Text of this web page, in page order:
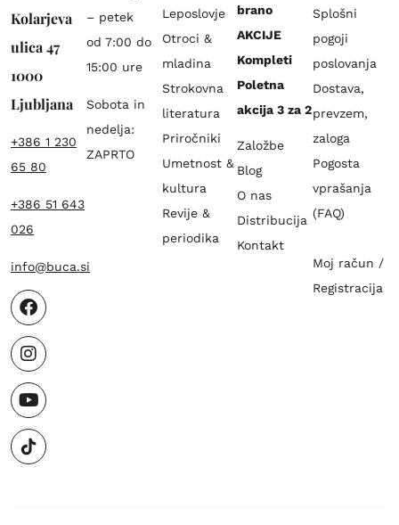
Kolarjeva
ulica 47
1000
Ljubljana
+386 1 230
65 80
+386 51 643
026
info@buca.si
– petek
od 7:00 do
15:00 ure
Sobota in
nedelja:
ZAPRTO
Leposlovje
Otroci &
mladina
Strokovna
literatura
Priročniki
Umetnost &
kultura
Revije &
periodika
brano
AKCIJE
Kompleti
Poletna
akcija 3 za 2
Založbe
Blog
O nas
Distribucija
Kontakt
Splošni
pogoji
poslovanja
Dostava,
prevzem,
zaloga
Pogosta
vprašanja
(FAQ)
Moj račun /
Registracija